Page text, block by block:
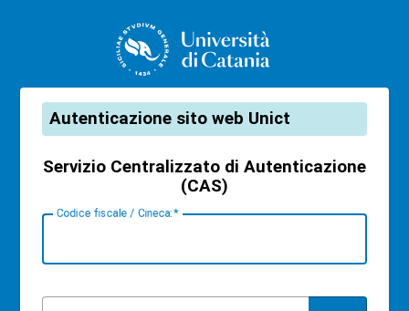
CAS
Autenticazione sito web Unict
Servizio Centralizzato di Autenticazione
(CAS)
Codice fiscale / Cineca: